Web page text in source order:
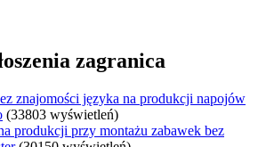
zagranica
znajomości języka na produkcji napojów
(33803 wyświetleń)
produkcji przy montażu zabawek bez